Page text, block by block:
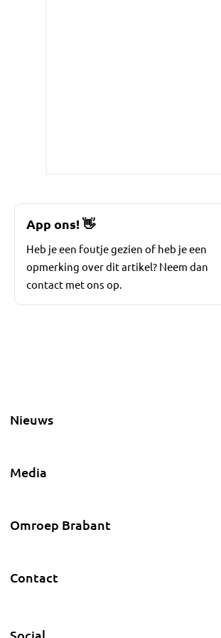
App ons!👋
Heb je een foutje gezien of heb je een
opmerking over dit artikel? Neem dan
contact met ons op.
Nieuws
Media
Omroep Brabant
Contact